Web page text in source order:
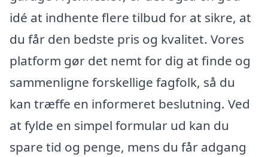
idé at indhente flere tilbud for at sikre, at
du får den bedste pris og kvalitet. Vores
platform gør det nemt for dig at finde og
sammenligne forskellige fagfolk, så du
kan træffe en informeret beslutning. Ved
at fylde en simpel formular ud kan du
spare tid og penge, mens du får adgang